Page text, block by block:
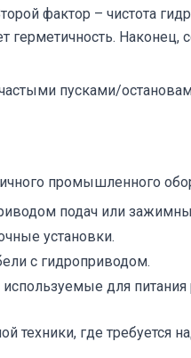
фактор – чистота
герметичность.
пусками/
промышленного
подач или
установки.
с гидроприводом.
для питания
техники, где требуется